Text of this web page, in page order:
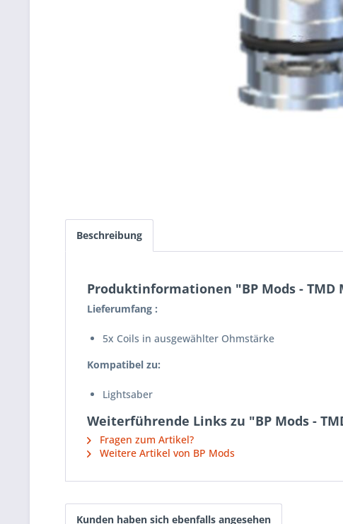
Beschreibung
Produktinformationen "BP Mods - TMD
Lieferumfang :
5x Coils in ausgewählter Ohmstärke
Kompatibel zu:
Lightsaber
Weiterführende Links zu "BP Mods -
Fragen zum Artikel?
Weitere Artikel von BP Mods
Kunden haben sich ebenfalls angesehen